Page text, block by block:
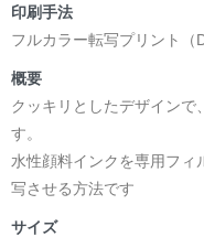
印刷手法
フルカラー転写プリント（
概要
クッキリとしたデザインで
す。
水性顔料インクを専用フィ
写させる方法です
サイズ